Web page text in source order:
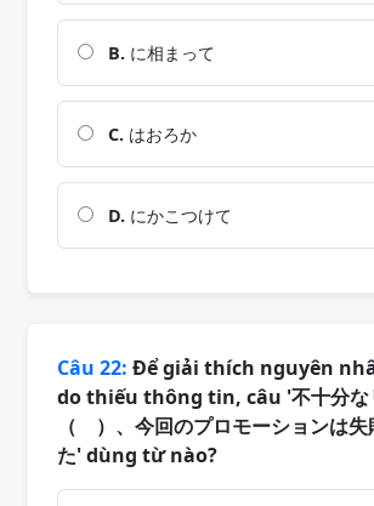
B. に相まって
C. はおろか
D. にかこつけて
Câu 22: Để giải thích nguyên
do thiếu thông tin, câu '不十分な
（ ）、今回のプロモーションは失
た' dùng từ nào?